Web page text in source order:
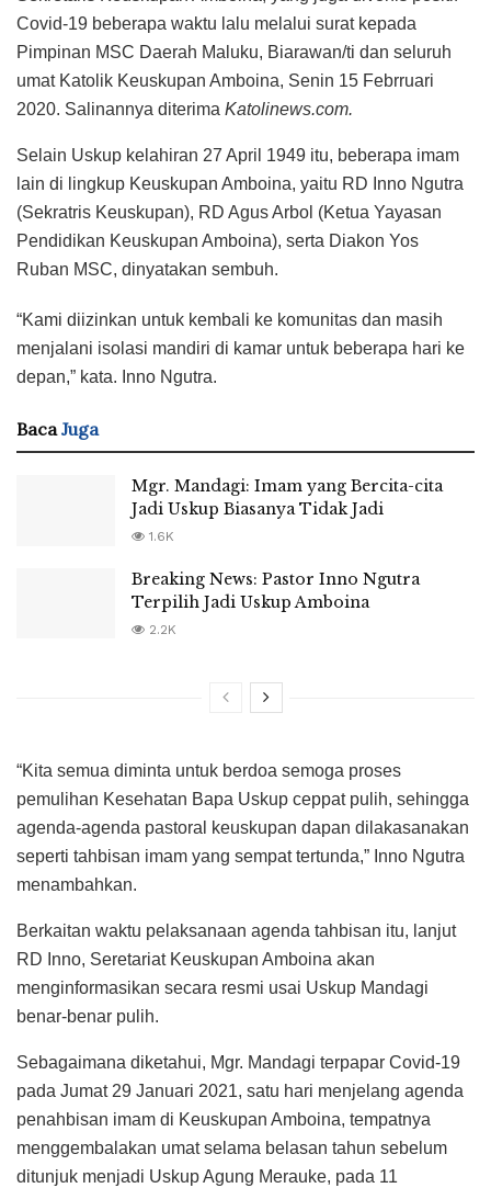
Covid-19 beberapa waktu lalu melalui surat kepada
Pimpinan MSC Daerah Maluku, Biarawan/ti dan seluruh
umat Katolik Keuskupan Amboina, Senin 15 Febrruari
2020. Salinannya diterima Katolinews.com.
Selain Uskup kelahiran 27 April 1949 itu, beberapa imam
lain di lingkup Keuskupan Amboina, yaitu RD Inno Ngutra
(Sekratris Keuskupan), RD Agus Arbol (Ketua Yayasan
Pendidikan Keuskupan Amboina), serta Diakon Yos
Ruban MSC, dinyatakan sembuh.
“Kami diizinkan untuk kembali ke komunitas dan masih
menjalani isolasi mandiri di kamar untuk beberapa hari ke
depan,” kata. Inno Ngutra.
Baca Juga
Mgr. Mandagi: Imam yang Bercita-cita
Jadi Uskup Biasanya Tidak Jadi
1.6K
Breaking News: Pastor Inno Ngutra
Terpilih Jadi Uskup Amboina
2.2K
“Kita semua diminta untuk berdoa semoga proses
pemulihan Kesehatan Bapa Uskup ceppat pulih, sehingga
agenda-agenda pastoral keuskupan dapan dilakasanakan
seperti tahbisan imam yang sempat tertunda,” Inno Ngutra
menambahkan.
Berkaitan waktu pelaksanaan agenda tahbisan itu, lanjut
RD Inno, Seretariat Keuskupan Amboina akan
menginformasikan secara resmi usai Uskup Mandagi
benar-benar pulih.
Sebagaimana diketahui, Mgr. Mandagi terpapar Covid-19
pada Jumat 29 Januari 2021, satu hari menjelang agenda
penahbisan imam di Keuskupan Amboina, tempatnya
menggembalakan umat selama belasan tahun sebelum
ditunjuk menjadi Uskup Agung Merauke, pada 11